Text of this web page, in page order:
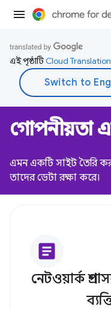
এই পৃষ্ঠাটিCloud Translation
গোপনীয়তা
এমন একটি সাইট তৈরি
তাদের ডেটা রক্ষা করে।
article
নেটওয়ার্ক